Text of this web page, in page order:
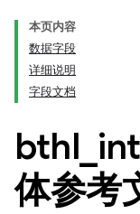
本页内容
数据字段
详细说明
字段文档
bthl
体参考